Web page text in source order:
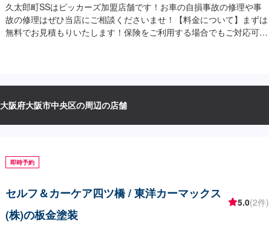
久太郎町SSはピッカーズ加盟店舗です！お車の自損事故の修理や事
故の修理はぜひ当店にご相談くださいませ！【料金について】まずは
無料でお見積もりいたします！保険をご利用する場合でもご対応可能
大阪府大阪市中央区の周辺の店舗
即時予約
セルフ＆カーケア四ツ橋 / 東洋カーマックス
(株)の板金塗装
5.0(2件)